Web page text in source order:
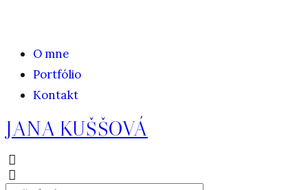
O mne
Portfólio
Kontakt
JANA KUŠŠOVÁ